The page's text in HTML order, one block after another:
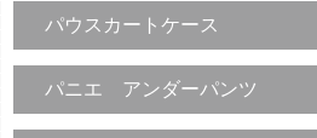
パウスカートケース
パニエ アンダーパンツ